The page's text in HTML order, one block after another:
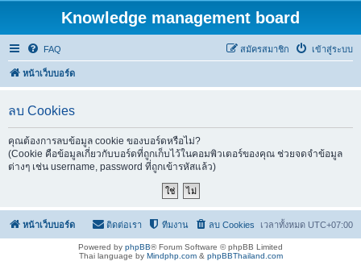
Knowledge management board
FAQ เข้าสู่ระบบ
สมัครสมาชิก
หน้าเว็บบอร์ด
ลบ Cookies
คุณต้องการลบข้อมูล cookie ของบอร์ดหรือไม่?
(Cookie คือข้อมูลเกี่ยวกับบอร์ดที่ถูกเก็บไว้ในคอมพิวเตอร์ของคุณ ช่วยจดจำข้อมูล
ต่างๆ เช่น username, password ที่ถูกเข้ารหัสแล้ว)
หน้าเว็บบอร์ด เวลาทั้งหมด UTC+07:00
ลบ Cookies
ทีมงาน
ติดต่อเรา
Powered by phpBB® Forum Software © phpBB Limited
Thai language by Mindphp.com& phpBBThailand.com